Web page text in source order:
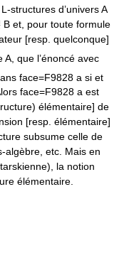
structures d’univers A
B et, pour toute formule
[resp. quelconque]
A, que l’énoncé avec
face=F9828 a si et
face=F9828 a est
élémentaire] de
[resp. élémentaire]
subsume celle de
algèbre, etc. Mais en
la notion
élémentaire.